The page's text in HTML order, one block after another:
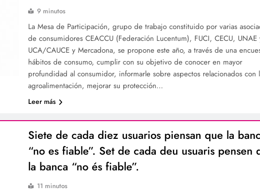
9 minutos
La Mesa de Participación, grupo de trabajo constituido por varias
de consumidores CEACCU (Federación Lucentum), FUCI, CECU, UNAE
UCA/CAUCE y Mercadona, se propone este año, a través de una
hábitos de consumo, cumplir con su objetivo de conocer en mayor
profundidad al consumidor, informarle sobre aspectos relacionados con
agroalimentación, mejorar su protección…
Leer más
Siete de cada diez usuarios piensan que la
“no es fiable”. Set de cada deu usuaris pensen
la banca “no és fiable”.
11 minutos